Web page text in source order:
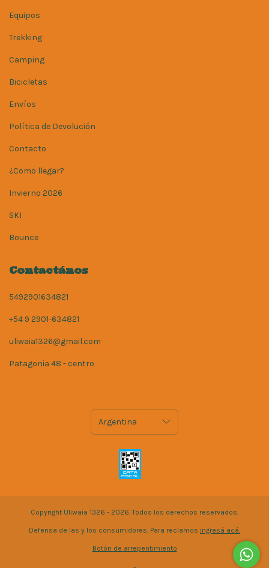
Equipos
Trekking
Camping
Bicicletas
Envíos
Política de Devolución
Contacto
¿Como llegar?
Invierno 2026
SKI
Bounce
Contactános
5492901634821
+54 9 2901-634821
uliwaia1326@gmail.com
Patagonia 48 - centro
Copyright Uliwaia 1326 - 2026. Todos los derechos reservados.
Defensa de las y los consumidores. Para reclamos ingresá acá.
Botón de arrepentimiento